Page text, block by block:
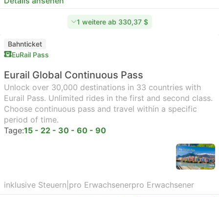
1 weitere ab 330,37 $
Bahnticket
EuRail Pass
Eurail Global Continuous Pass
Unlock over 30,000 destinations in 33 countries with
Eurail Pass. Unlimited rides in the first and second class.
Choose continuous pass and travel within a specific
period of time.
Tage:15 - 22 - 30 - 60 - 90
inklusive Steuern pro Erwachsenerpro Erwachsener